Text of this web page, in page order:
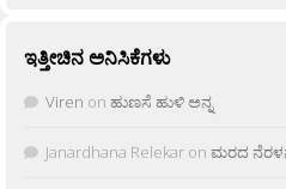
ಇತ್ತೀಚಿನ ಅನಿಸಿಕೆಗಳು
Viren on ಹುಣಸೆ ಹುಳಿ ಅನ್ನ
Janardhana Relekar on ಮರದ